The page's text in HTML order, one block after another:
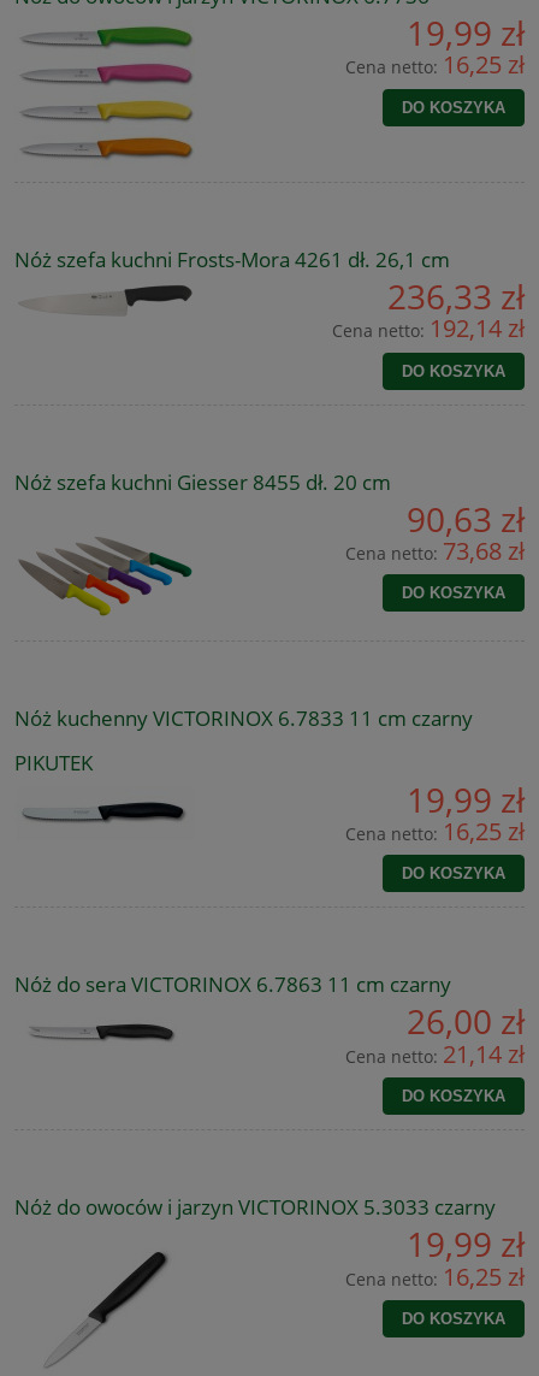
19,99 zł
Cena netto: 16,25 zł
DO KOSZYKA
Nóż szefa kuchni Frosts-Mora 4261 dł. 26,1 cm
236,33 zł
Cena netto: 192,14 zł
DO KOSZYKA
Nóż szefa kuchni Giesser 8455 dł. 20 cm
90,63 zł
Cena netto: 73,68 zł
DO KOSZYKA
Nóż kuchenny VICTORINOX 6.7833 11 cm czarny
PIKUTEK
19,99 zł
Cena netto: 16,25 zł
DO KOSZYKA
Nóż do sera VICTORINOX 6.7863 11 cm czarny
26,00 zł
Cena netto: 21,14 zł
DO KOSZYKA
Nóż do owoców i jarzyn VICTORINOX 5.3033 czarny
19,99 zł
Cena netto: 16,25 zł
DO KOSZYKA